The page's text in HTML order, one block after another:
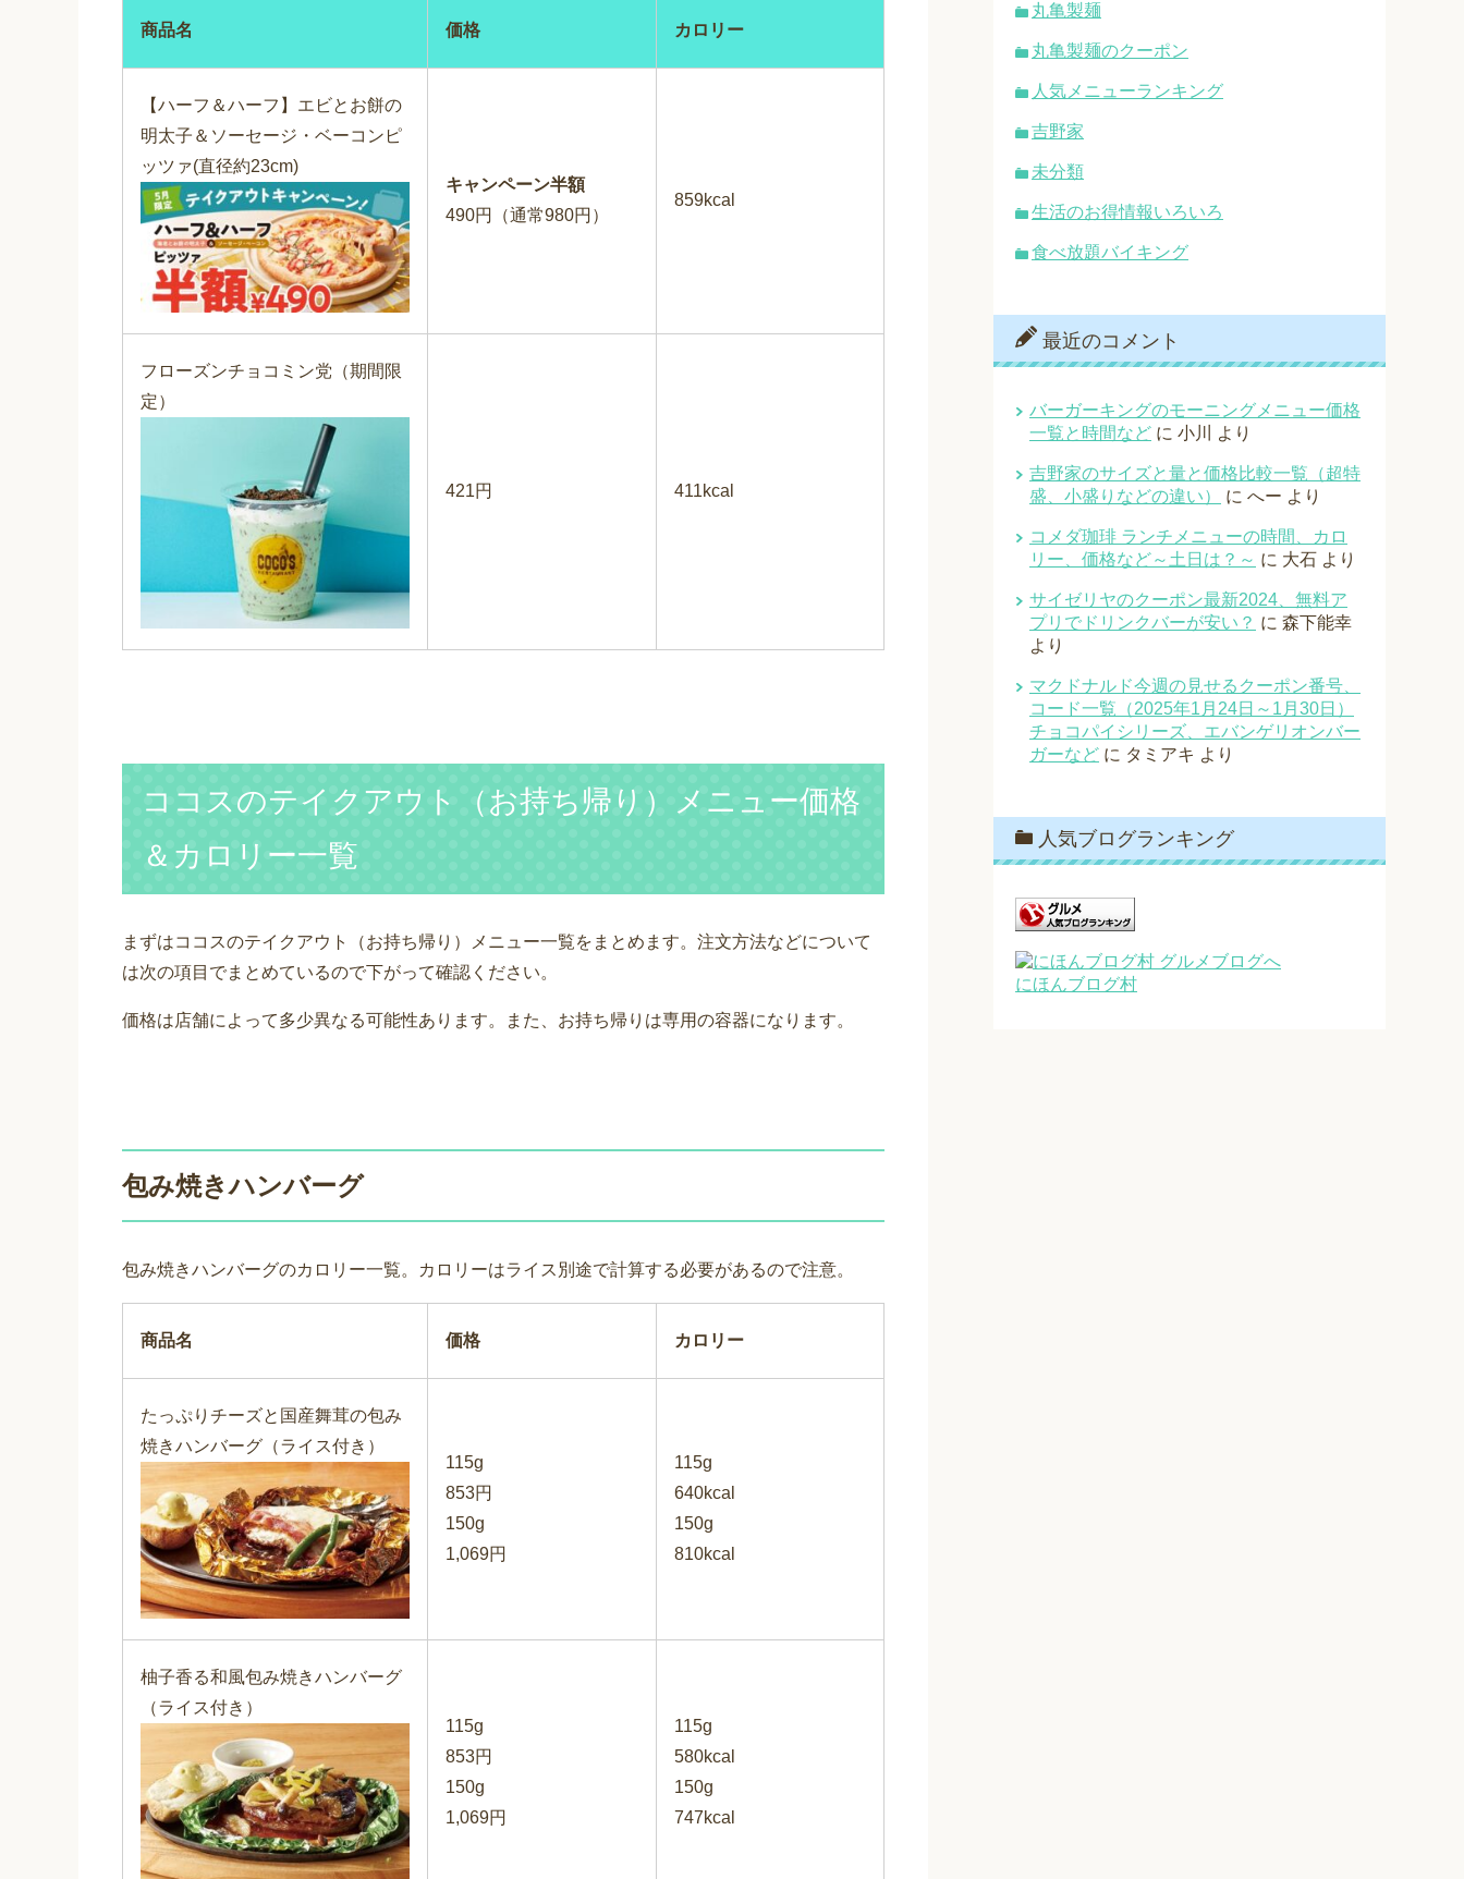
商品名 価格 カロリー
【ハーフ＆ハーフ】エビとお餅の
明太子＆ソーセージ・ベーコンピ
ッツァ(直径約23cm)
キャンペーン半額
490円（通常980円）
859kcal
フローズンチョコミン党（期間限
定）
421円 411kcal
ココスのテイクアウト（お持ち帰り）メニュー価格
＆カロリー一覧
まずはココスのテイクアウト（お持ち帰り）メニュー一覧をまとめます。注文方法などについて
は次の項目でまとめているので下がって確認ください。
価格は店舗によって多少異なる可能性あります。また、お持ち帰りは専用の容器になります。
包み焼きハンバーグ
包み焼きハンバーグのカロリー一覧。カロリーはライス別途で計算する必要があるので注意。
商品名 価格 カロリー
たっぷりチーズと国産舞茸の包み
焼きハンバーグ（ライス付き）
115g
853円
150g
1,069円
115g
640kcal
150g
810kcal
柚子香る和風包み焼きハンバーグ
（ライス付き）
115g
853円
150g
1,069円
115g
580kcal
150g
747kcal
丸亀製麺
丸亀製麺のクーポン
人気メニューランキング
吉野家
未分類
生活のお得情報いろいろ
食べ放題バイキング
最近のコメント
バーガーキングのモーニングメニュー価格
一覧と時間など に 小川 より
吉野家のサイズと量と価格比較一覧（超特
盛、小盛りなどの違い）
に へー より
コメダ珈琲 ランチメニューの時間、カロ
リー、価格など～土日は？～ に 大石 より
サイゼリヤのクーポン最新2024、無料ア
プリでドリンクバーが安い？ に 森下能幸
より
マクドナルド今週の見せるクーポン番号、
コード一覧（2025年1月24日～1月30日）
チョコパイシリーズ、エバンゲリオンバー
ガーなど に タミアキ より
人気ブログランキング
にほんブログ村